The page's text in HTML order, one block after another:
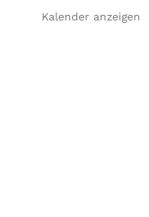
Kalender anzeigen